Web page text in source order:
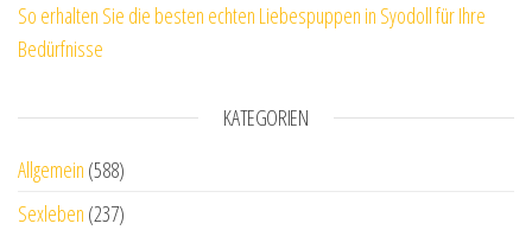
So erhalten Sie die besten echten Liebespuppen in Syodoll für Ihre
Bedürfnisse
KATEGORIEN
Allgemein (588)
Sexleben (237)